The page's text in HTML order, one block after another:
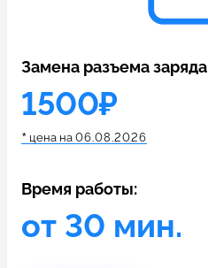
c 10:00 до 21:00
Связаться с нами
Замена разъема заряда
1500₽
* цена на 06.08.2026
Время работы:
от 30 мин.